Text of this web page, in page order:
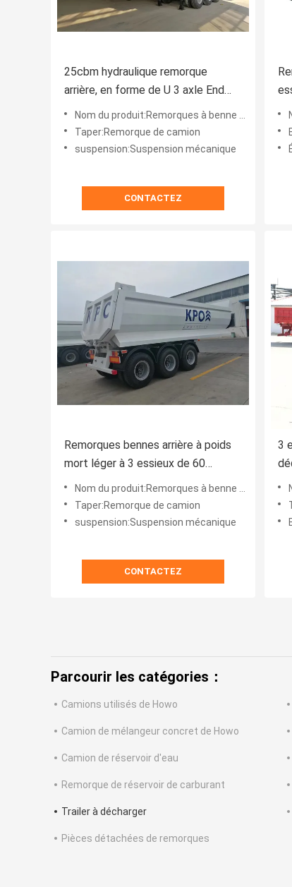
25cbm hydraulique remorque
arrière, en forme de U 3 axle End
Dump remorque
Nom du produit:Remorques à benne arrière
Taper:Remorque de camion
suspension:Suspension mécanique
CONTACTEZ
Remorques bennes arrière à poids
mort léger à 3 essieux de 60
tonnes
Nom du produit:Remorques à benne arrière
Taper:Remorque de camion
suspension:Suspension mécanique
CONTACTEZ
3
Parcourir les catégories：
Camions utilisés de Howo
Camion de mélangeur concret de Howo
Camion de réservoir d'eau
Remorque de réservoir de carburant
Trailer à décharger
Pièces détachées de remorques